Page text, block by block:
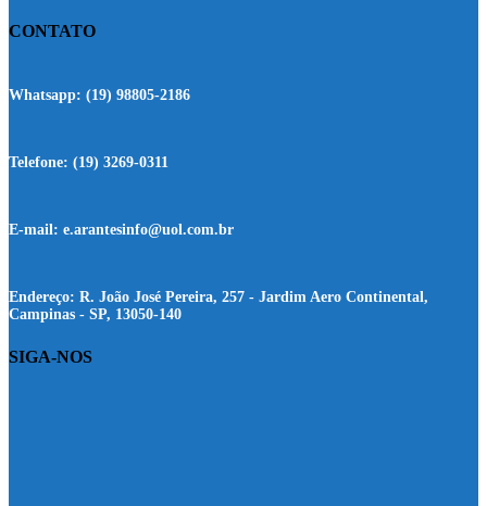
CONTATO
Whatsapp: (19) 98805-2186
Telefone: (19) 3269-0311
E-mail: e.arantesinfo@uol.com.br
Endereço: R. João José Pereira, 257 - Jardim Aero Continental,
Campinas - SP, 13050-140
SIGA-NOS